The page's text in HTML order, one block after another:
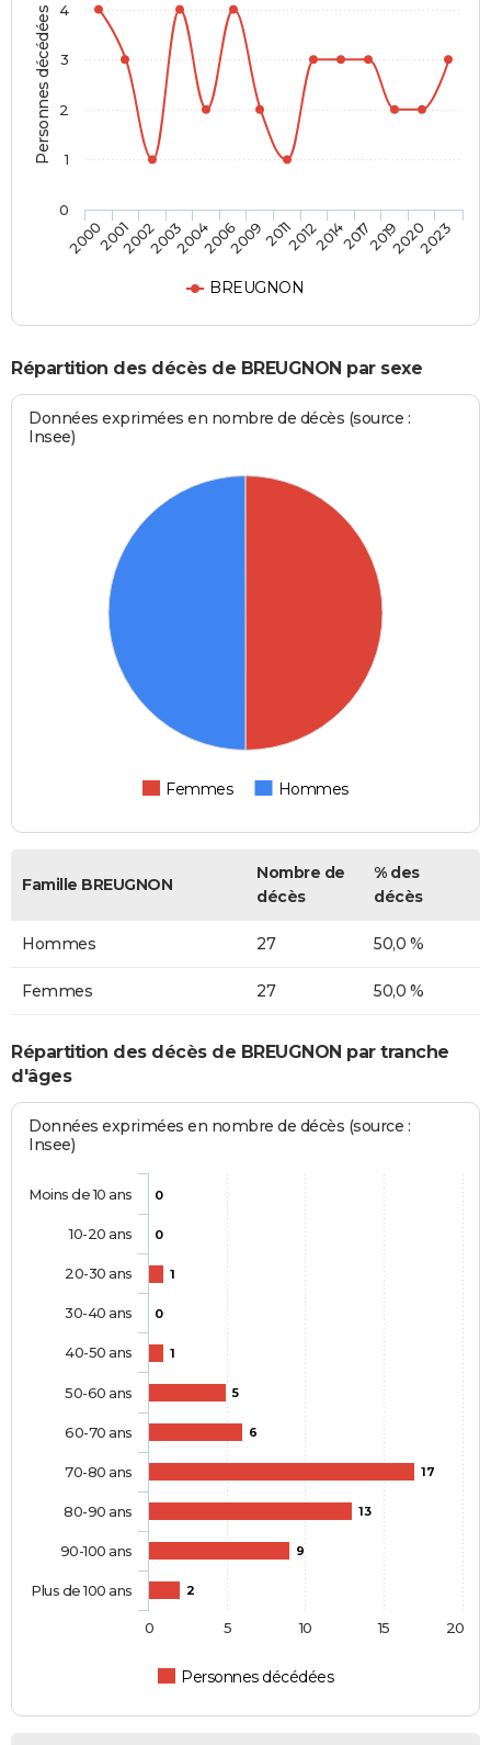
Personnes décédées
BREUGNON
20002001200220032004200620092011201220142017201920202023
0
1
2
3
4
Répartition des décès de BREUGNON par sexe
Données exprimées en nombre de décès (source :
Insee)
Femmes Hommes
Famille BREUGNON
Nombre de
décès
% des
décès
Hommes 27 50,0 %
Femmes 27 50,0 %
Répartition des décès de BREUGNON par tranche
d'âges
Données exprimées en nombre de décès (source :
Insee)
0
0
1
0
1
5
6
17
13
9
2
Personnes décédées
Moins de 10 ans
10-20 ans
20-30 ans
30-40 ans
40-50 ans
50-60 ans
60-70 ans
70-80 ans
80-90 ans
90-100 ans
Plus de 100 ans
0 5 10 15 20